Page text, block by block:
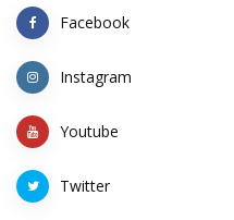
Facebook
Instagram
Youtube
Twitter